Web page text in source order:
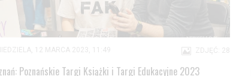
ZDJĘĆ: 28
NIEDZIELA, 12 MARCA 2023, 11:49
Poznańskie Targi Książki i Targi Edukacyjne 2023